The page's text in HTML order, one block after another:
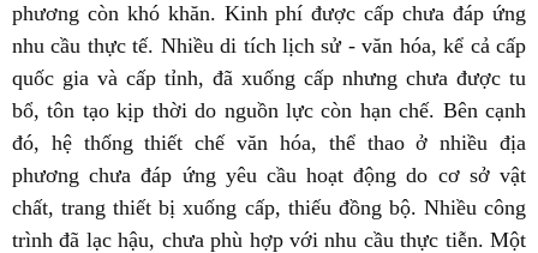
phương còn khó khăn. Kinh phí được cấp chưa đáp ứng
nhu cầu thực tế. Nhiều di tích lịch sử - văn hóa, kể cả cấp
quốc gia và cấp tỉnh, đã xuống cấp nhưng chưa được tu
bổ, tôn tạo kịp thời do nguồn lực còn hạn chế. Bên cạnh
đó, hệ thống thiết chế văn hóa, thể thao ở nhiều địa
phương chưa đáp ứng yêu cầu hoạt động do cơ sở vật
chất, trang thiết bị xuống cấp, thiếu đồng bộ. Nhiều công
trình đã lạc hậu, chưa phù hợp với nhu cầu thực tiễn. Một